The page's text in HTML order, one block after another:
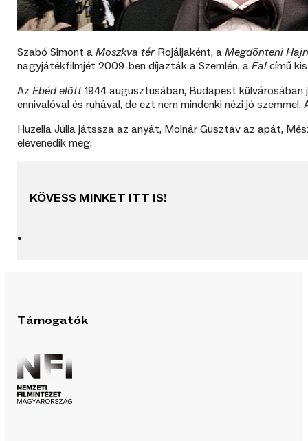
Szabó Simont aMoszkva tér Rojáljaként, aMegdönteni
nagyjátékfilmjét 2009-ben díjazták a Szemlén, aFal című
AzEbéd előtt1944 augusztusában, Budapest külvárosában
ennivalóval és ruhával, de ezt nem mindenki nézi jó
Huzella Júlia játssza az anyát, Molnár Gusztáv az apát,
elevenedik meg.
KÖVESS MINKET ITT IS!
Támogatók